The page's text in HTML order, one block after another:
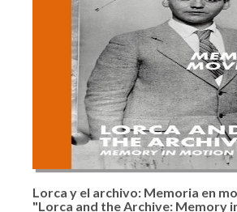
Lorca y el archivo: Memoria en
"Lorca and the Archive: Memory